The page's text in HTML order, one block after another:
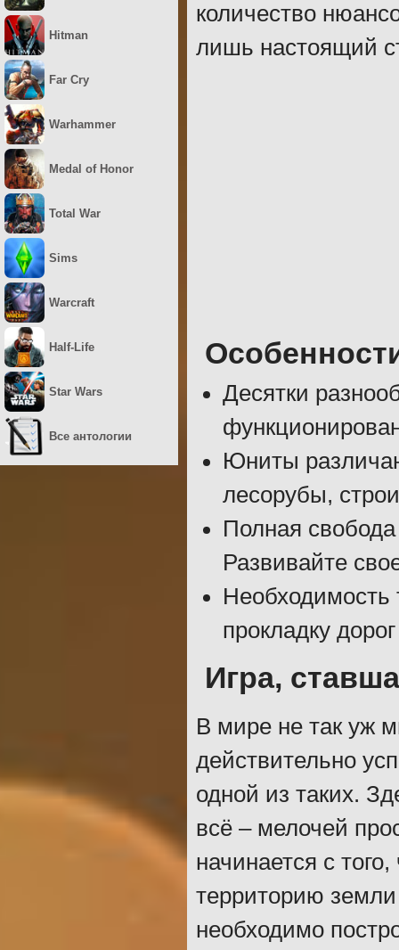
количество
лишь настоящий
Десятки
Юниты
лесорубы,
Полная
Развивайте
Необходимость
прокладку
Игра,
В мире не так уж
действительно
одной из таких.
всё – мелочей
начинается с
территорию земли
необходимо
Hitman
Far Cry
Warhammer
Medal of Honor
Total War
Sims
Warcraft
Half-Life
Star Wars
Все антологии